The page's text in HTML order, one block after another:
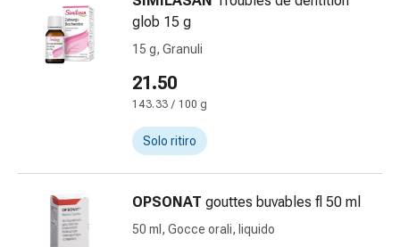
cambio
medicazione
Medicazioni
adesive
Trattamento
delle
ferite
glob 15 g
15 g, Granuli
21.50
143.33 / 100 g
Solo ritiro
OPSONAT gouttes buvables fl 50 ml
50 ml, Gocce orali, liquido